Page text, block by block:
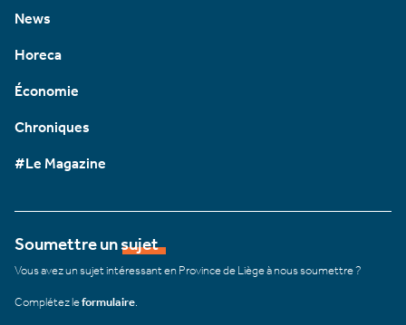
News
Horeca
Économie
Chroniques
#Le Magazine
Soumettre un sujet
Vous avez un sujet intéressant en Province de Liège à nous soumettre ?
Complétez leformulaire